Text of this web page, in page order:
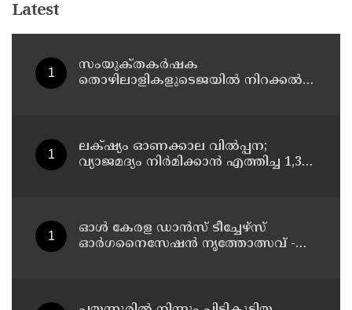
Latest
സംയുക്‌തകർഷക
തൊഴിലാളികളുടെജയിൽ നിറക്കൽ
ലക്‌ഷ്യം ഓണക്കാല വിൽപ്പന;
വ്യാജമദ്യം നിർമിക്കാൻ എത്തിച്ച 1,350
ഓൾ കേരള ഡാൻസ് ടീച്ചേഴ്സ്
ഓർഗനൈസേഷൻ നൃത്തോത്സവ് -